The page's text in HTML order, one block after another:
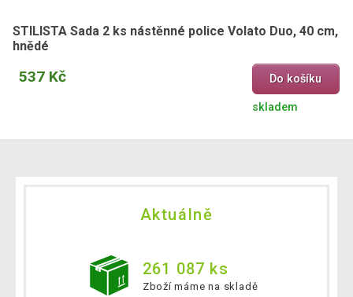
STILISTA Sada 2 ks nástěnné police Volato Duo, 40 cm,
hnědé
537 Kč Do košíku
skladem
Aktuálně
261 087 ks
Zboží máme na skladě